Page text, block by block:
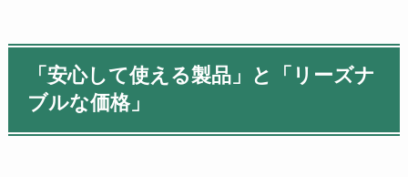
「安心して使える製品」と「リーズナ
ブルな価格」